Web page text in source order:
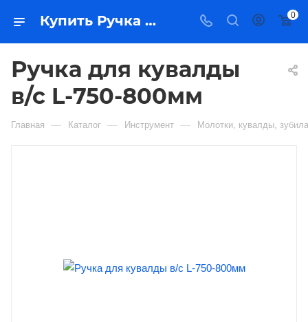
Купить Ручка для кувалды в/с L-750-800мм в Якутске — цена, характеристики, подбор | Востоктехторг 0
Ручка для кувалды
в/с L-750-800мм
Главная — Каталог — Инструмент — Молотки, кувалды, зубила